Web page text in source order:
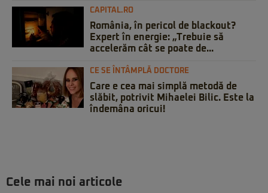
CAPITAL.RO
România, în pericol de blackout?
Expert în energie: „Trebuie să
accelerăm cât se poate de...
CE SE ÎNTÂMPLĂ DOCTORE
Care e cea mai simplă metodă de
slăbit, potrivit Mihaelei Bilic. Este la
îndemâna oricui!
Cele mai noi articole